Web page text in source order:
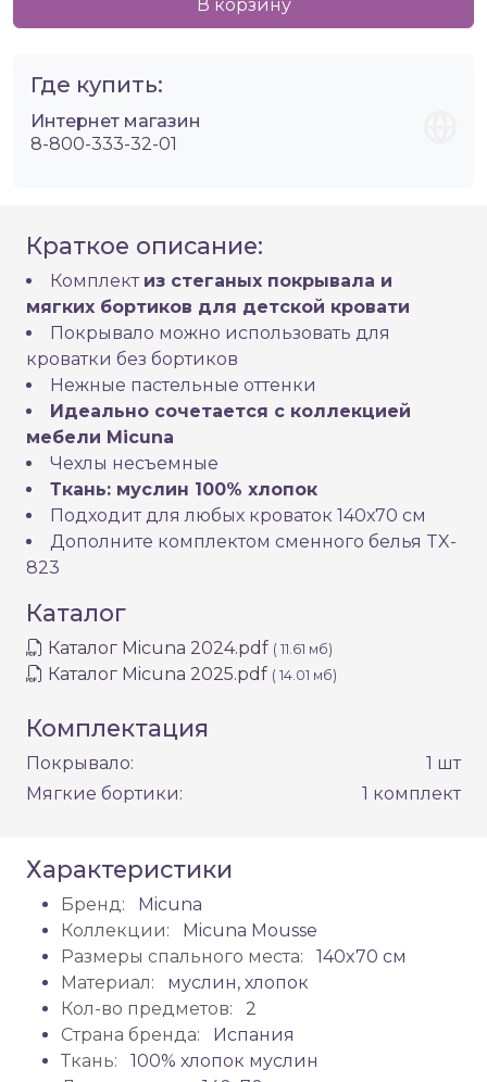
В корзину
Где купить:
Интернет магазин
8-800-333-32-01
Краткое описание:
Комплект из стеганых покрывала и
мягких бортиков для детской кровати
Покрывало можно использовать для
кроватки без бортиков
Нежные пастельные оттенки
Идеально сочетается с коллекцией
мебели Micuna
Чехлы несъемные
Ткань: муслин 100% хлопок
Подходит для любых кроваток 140х70 см
Дополните комплектом сменного белья TX-
823
Каталог
Каталог Micuna 2024.pdf ( 11.61 мб)
Каталог Micuna 2025.pdf ( 14.01 мб)
Комплектация
Покрывало:
1 шт
Мягкие бортики:
1 комплект
Характеристики
Бренд:
Micuna
Коллекции:
Micuna Mousse
Размеры спального места:
140x70 см
Материал:
муслин, хлопок
Кол-во предметов:
2
Страна бренда:
Испания
Ткань:
100% хлопок муслин